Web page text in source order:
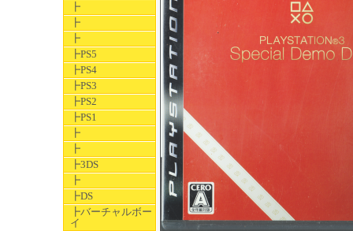
┣
┣
┣
┣PS5
┣PS4
┣PS3
┣PS2
┣PS1
┣
┣
┣3DS
┣
┣DS
┣バーチャルボー
イ